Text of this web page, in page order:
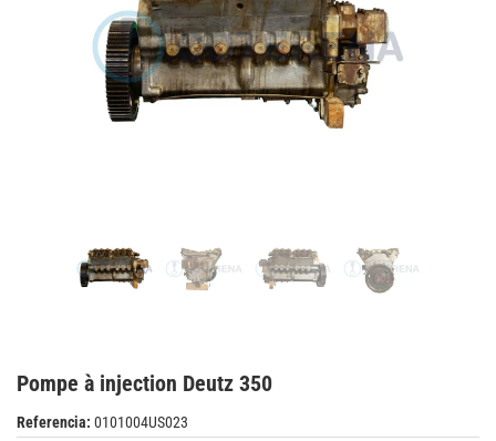
Pompe à injection Deutz 350
Referencia: 0101004US023